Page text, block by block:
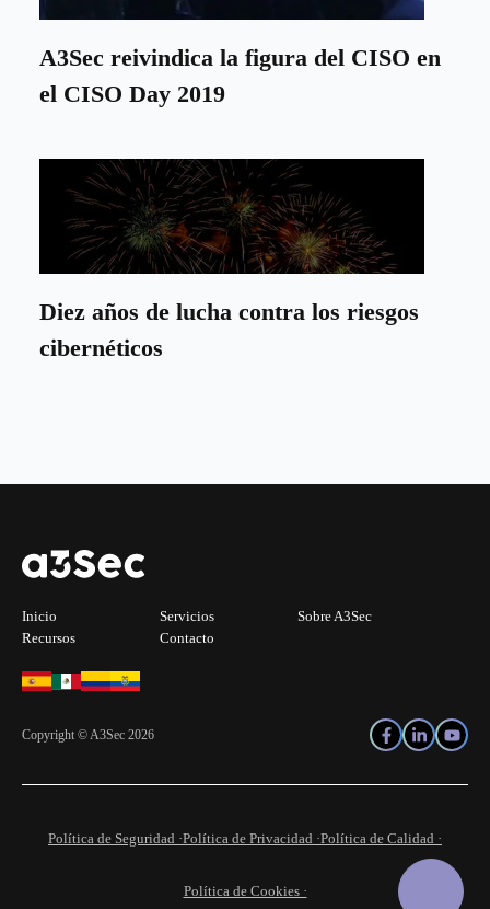
A3Sec reivindica la figura del CISO en
el CISO Day 2019
Diez años de lucha contra los riesgos
cibernéticos
Inicio Servicios
Sobre A3Sec
Recursos
Contacto
Copyright © A3Sec 2026
Política de Seguridad ·Política de Privacidad ·Política de Calidad ·
Política de Cookies ·